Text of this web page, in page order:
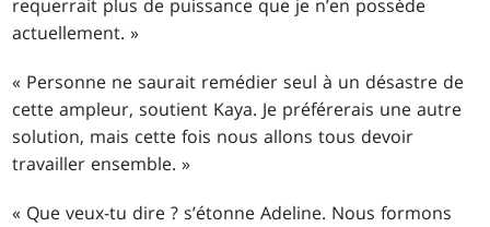
requerrait plus de puissance que je n’en possède
actuellement. »
« Personne ne saurait remédier seul à un désastre de
cette ampleur, soutient Kaya. Je préférerais une autre
solution, mais cette fois nous allons tous devoir
travailler ensemble. »
« Que veux-tu dire ? s’étonne Adeline. Nous formons